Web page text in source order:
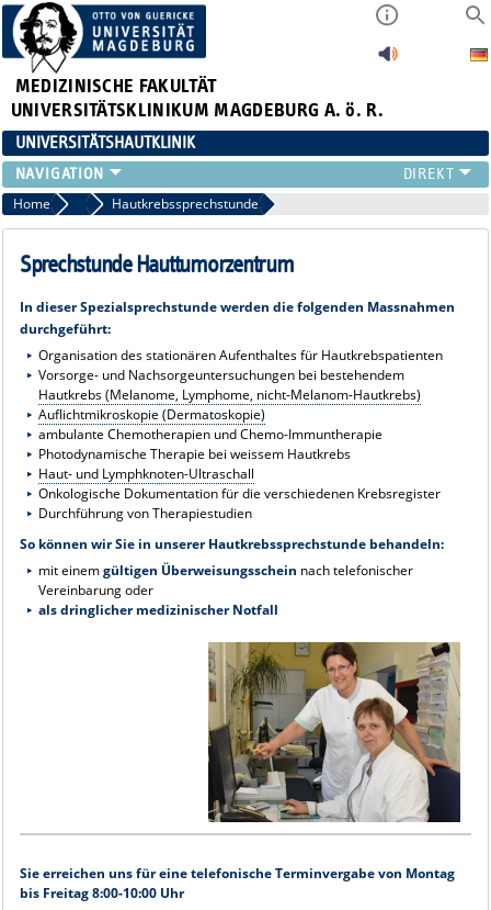
MEDIZINISCHE FAKULTÄT
UNIVERSITÄTSKLINIKUM MAGDEBURG A. ö. R.
UNIVERSITÄTSHAUTKLINIK
FÜR PATIENTEN
ÜBER UNS
FÜR ÄRZTE
LEHRE & FORSCHUNG
Home Ambulante Behandlung
Hautkrebssprechstunde
Sprechstunde Hauttumorzentrum
In dieser Spezialsprechstunde werden die folgenden Massnahmen
durchgeführt:
Organisation des stationären Aufenthaltes für Hautkrebspatienten
Vorsorge- und Nachsorgeuntersuchungen bei bestehendem
Hautkrebs (Melanome, Lymphome, nicht-Melanom-Hautkrebs)
Auflichtmikroskopie (Dermatoskopie)
ambulante Chemotherapien und Chemo-Immuntherapie
Photodynamische Therapie bei weissem Hautkrebs
Haut- und Lymphknoten-Ultraschall
Onkologische Dokumentation für die verschiedenen Krebsregister
Durchführung von Therapiestudien
So können wir Sie in unserer Hautkrebssprechstunde behandeln:
mit einemgültigen Überweisungsschein nach telefonischer
Vereinbarung oder
als dringlicher medizinischer Notfall
Sie erreichen uns für eine telefonische Terminvergabe von Montag
bis Freitag 8:00-10:00 Uhr